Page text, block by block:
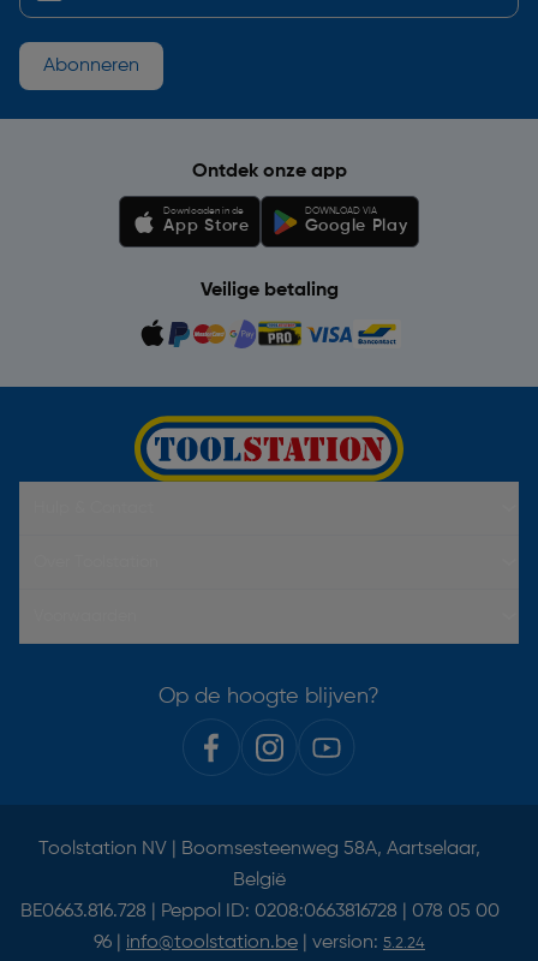
Abonneren
Ontdek onze app
Downloaden in de
App Store
DOWNLOAD VIA
Google Play
Veilige betaling
Op de hoogte blijven?
Toolstation NV | Boomsesteenweg 58A, Aartselaar,
België
BE0663.816.728 | Peppol ID: 0208:0663816728 | 078 05 00
96 | info@toolstation.be | version: 5.2.24